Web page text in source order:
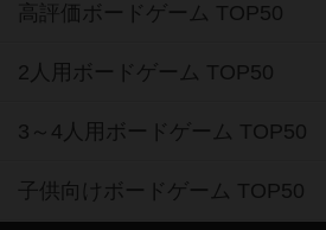
高評価ボードゲーム TOP50
2人用ボードゲーム TOP50
3～4人用ボードゲーム TOP50
子供向けボードゲーム TOP50